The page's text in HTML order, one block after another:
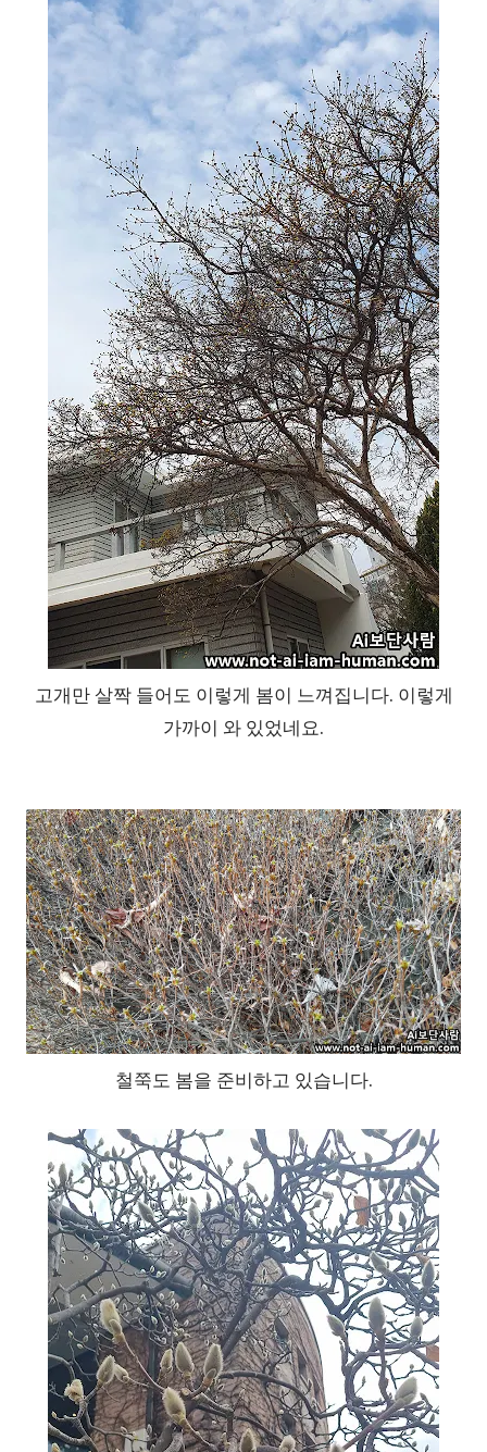
고개만 살짝 들어도 이렇게 봄이 느껴집니다. 이렇게
가까이 와 있었네요.
철쭉도 봄을 준비하고 있습니다.